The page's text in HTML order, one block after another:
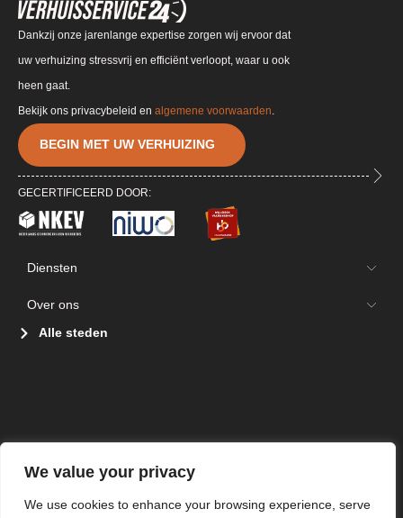
We value your privacy
We use cookies to enhance your browsing experience, serve
Dankzij onze jarenlange expertise zorgen wij ervoor dat
uw verhuizing stressvrij en efficiënt verloopt, waar u ook
heen gaat.
BEGIN MET UW VERHUIZING
GECERTIFICEERD DOOR:
Diensten
Over ons
Alle steden
Bekijk ons privacybeleid en algemene voorwaarden.